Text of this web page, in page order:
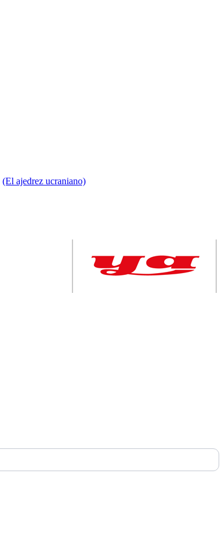
(El ajedrez ucraniano)